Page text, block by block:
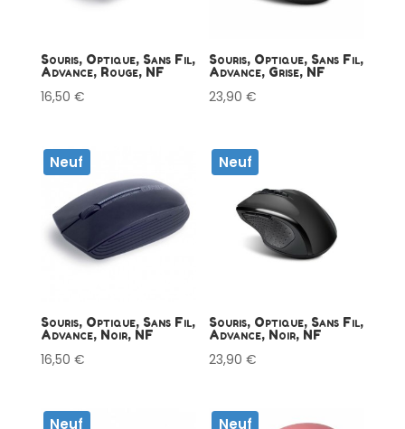
Souris, Optique, Sans Fil,
Advance, Rouge, NF
16,50 €
Souris, Optique, Sans Fil,
Advance, Grise, NF
23,90€
Neuf
Souris, Optique, Sans Fil,
Advance, Noir, NF
16,50 €
Neuf
Souris, Optique, Sans Fil,
Advance, Noir, NF
23,90€
Neuf Neuf